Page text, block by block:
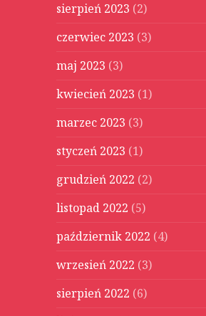
sierpień 2023 (2)
czerwiec 2023 (3)
maj 2023 (3)
kwiecień 2023 (1)
marzec 2023 (3)
styczeń 2023 (1)
grudzień 2022 (2)
listopad 2022 (5)
październik 2022 (4)
wrzesień 2022 (3)
sierpień 2022 (6)